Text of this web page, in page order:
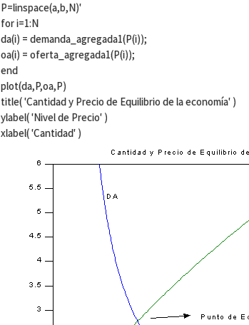
P=linspace(a,b,N)'
for i=1:N
da(i) = demanda_agregada1(P(i));
oa(i) = oferta_agregada1(P(i));
end
plot(da,P,oa,P)
title( 'Cantidad y Precio de Equilibrio de la economía' )
ylabel( 'Nivel de Precio' )
xlabel( 'Cantidad' )